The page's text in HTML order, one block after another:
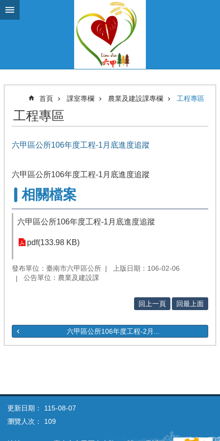
跳到主要內容區塊
首頁 課室專欄 農業及建設課專欄 工程專區
工程專區
六甲區公所106年度工程-1月底進度追蹤
六甲區公所106年度工程-1月底進度追蹤
相關檔案
六甲區公所106年度工程-1月底進度追蹤
pdf(133.98 KB)
發布單位：臺南市六甲區公所
上版日期：106-02-06
公告單位：農業及建設課
回上一頁 回最上面
六甲區公所106年度工程-2月...
更新日期：
115-08-07
瀏覽人次：
109